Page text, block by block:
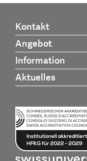
Kontakt
Angebot
Information
Aktuelles